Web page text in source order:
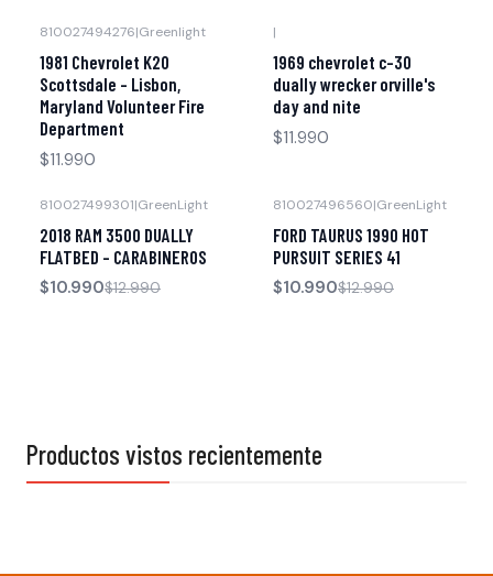
810027494276|Greenlight
1981 Chevrolet K20
Scottsdale - Lisbon,
Maryland Volunteer Fire
Department
$11.990
|
1969 chevrolet c-30
dually wrecker orville's
day and nite
$11.990
810027499301|GreenLight
2018 RAM 3500 DUALLY
FLATBED - CARABINEROS
$10.990$12.990
Agotado
810027496560|GreenLight
FORD TAURUS 1990 HOT
PURSUIT SERIES 41
$10.990$12.990
Productos vistos recientemente